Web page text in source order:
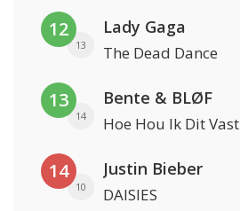
12
13
Lady Gaga
The Dead Dance
13
14
Bente & BLØF
Hoe Hou Ik Dit Vast
14
10
Justin Bieber
DAISIES